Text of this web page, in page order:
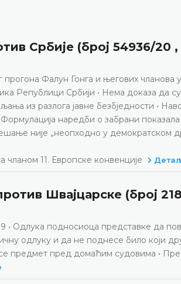
Србије (број 54936/20 ,
Фалун Гонга и његових чланова у
Републици Србији • Нема доказа да
из разлога јавне безбједности •
наредби о забрани показала
није „неопходно у демократском
чланом 11. Европске конвенције
Швајцарске (број
• Одлука подносиоца представке да
одлуку и да не поднесе било који
предмет пред домаћим судовима •